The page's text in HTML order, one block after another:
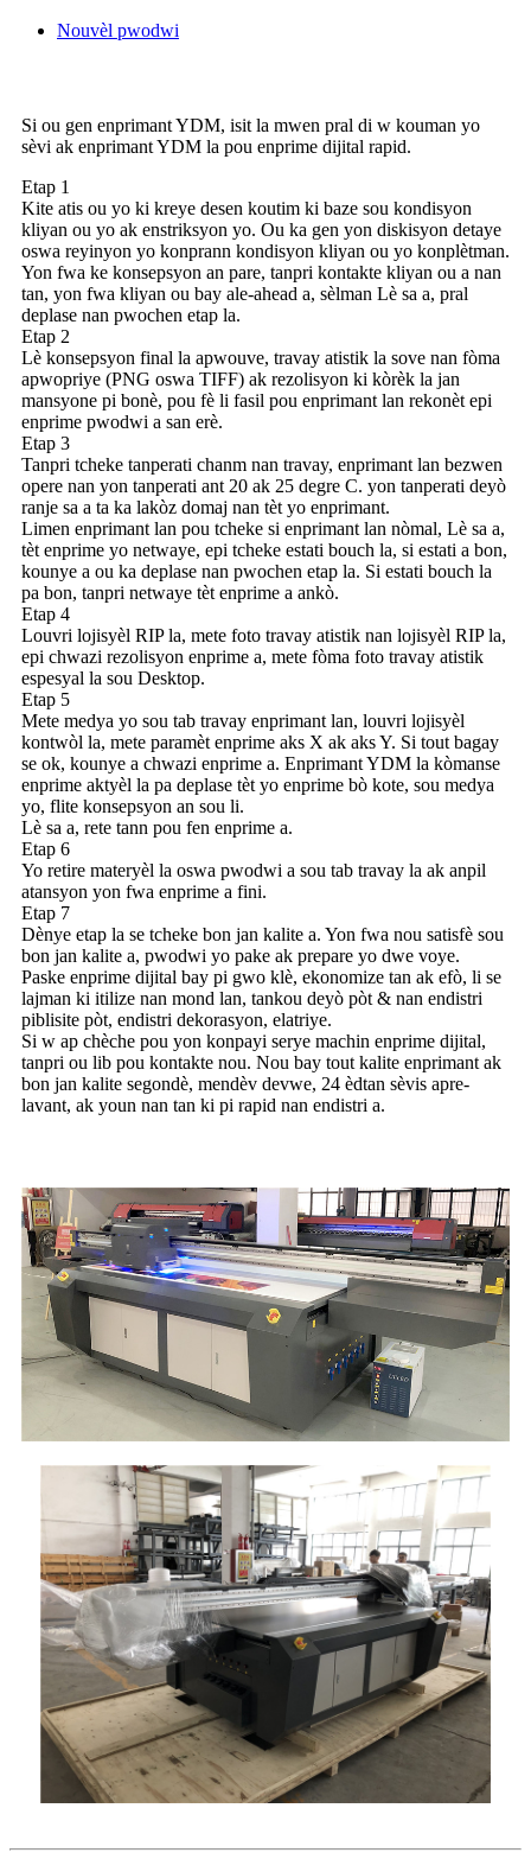
Nouvèl pwodwi
Si ou gen enprimant YDM, isit la mwen pral di w kouman yo
sèvi ak enprimant YDM la pou enprime dijital rapid.
Etap 1
Kite atis ou yo ki kreye desen koutim ki baze sou kondisyon
kliyan ou yo ak enstriksyon yo. Ou ka gen yon diskisyon detaye
oswa reyinyon yo konprann kondisyon kliyan ou yo konplètman.
Yon fwa ke konsepsyon an pare, tanpri kontakte kliyan ou a nan
tan, yon fwa kliyan ou bay ale-ahead a, sèlman Lè sa a, pral
deplase nan pwochen etap la.
Etap 2
Lè konsepsyon final la apwouve, travay atistik la sove nan fòma
apwopriye (PNG oswa TIFF) ak rezolisyon ki kòrèk la jan
mansyone pi bonè, pou fè li fasil pou enprimant lan rekonèt epi
enprime pwodwi a san erè.
Etap 3
Tanpri tcheke tanperati chanm nan travay, enprimant lan bezwen
opere nan yon tanperati ant 20 ak 25 degre C. yon tanperati deyò
ranje sa a ta ka lakòz domaj nan tèt yo enprimant.
Limen enprimant lan pou tcheke si enprimant lan nòmal, Lè sa a,
tèt enprime yo netwaye, epi tcheke estati bouch la, si estati a bon,
kounye a ou ka deplase nan pwochen etap la. Si estati bouch la
pa bon, tanpri netwaye tèt enprime a ankò.
Etap 4
Louvri lojisyèl RIP la, mete foto travay atistik nan lojisyèl RIP la,
epi chwazi rezolisyon enprime a, mete fòma foto travay atistik
espesyal la sou Desktop.
Etap 5
Mete medya yo sou tab travay enprimant lan, louvri lojisyèl
kontwòl la, mete paramèt enprime aks X ak aks Y. Si tout bagay
se ok, kounye a chwazi enprime a. Enprimant YDM la kòmanse
enprime aktyèl la pa deplase tèt yo enprime bò kote, sou medya
yo, flite konsepsyon an sou li.
Lè sa a, rete tann pou fen enprime a.
Etap 6
Yo retire materyèl la oswa pwodwi a sou tab travay la ak anpil
atansyon yon fwa enprime a fini.
Etap 7
Dènye etap la se tcheke bon jan kalite a. Yon fwa nou satisfè sou
bon jan kalite a, pwodwi yo pake ak prepare yo dwe voye.
Paske enprime dijital bay pi gwo klè, ekonomize tan ak efò, li se
lajman ki itilize nan mond lan, tankou deyò pòt & nan endistri
piblisite pòt, endistri dekorasyon, elatriye.
Si w ap chèche pou yon konpayi serye machin enprime dijital,
tanpri ou lib pou kontakte nou. Nou bay tout kalite enprimant ak
bon jan kalite segondè, mendèv devwe, 24 èdtan sèvis apre-
lavant, ak youn nan tan ki pi rapid nan endistri a.